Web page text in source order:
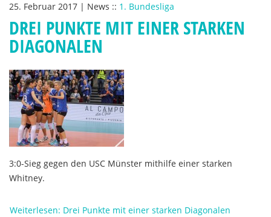
25. Februar 2017 | News :: 1. Bundesliga
DREI PUNKTE MIT EINER STARKEN
DIAGONALEN
3:0-Sieg gegen den USC Münster mithilfe einer starken
Whitney.
Weiterlesen: Drei Punkte mit einer starken Diagonalen